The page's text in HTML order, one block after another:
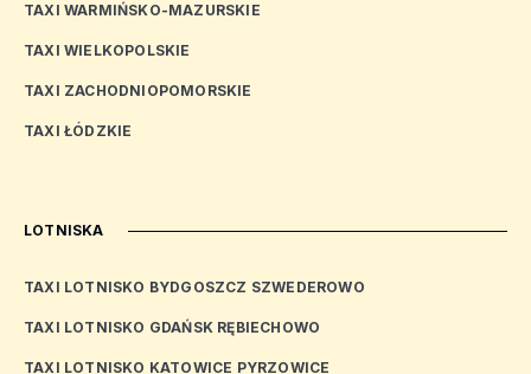
TAXI WARMIŃSKO-MAZURSKIE
TAXI WIELKOPOLSKIE
TAXI ZACHODNIOPOMORSKIE
TAXI ŁÓDZKIE
LOTNISKA
TAXI LOTNISKO BYDGOSZCZ SZWEDEROWO
TAXI LOTNISKO GDAŃSK RĘBIECHOWO
TAXI LOTNISKO KATOWICE PYRZOWICE